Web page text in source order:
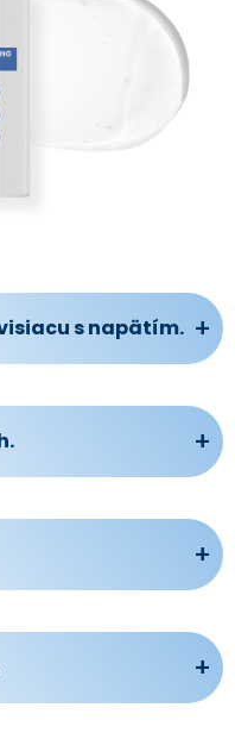
s napätím.
pri odstránení
optimálne
štýlom náš gél